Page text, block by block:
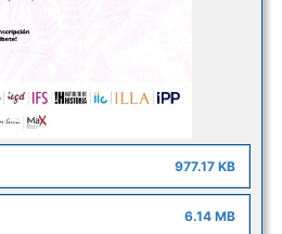
977.17 KB
6.14 MB